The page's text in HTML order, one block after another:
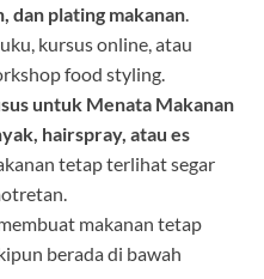
dan plating makanan.
kursus online, atau
food styling.
untuk Menata Makanan
hairspray, atau es
tetap terlihat segar
makanan tetap
berada di bawah